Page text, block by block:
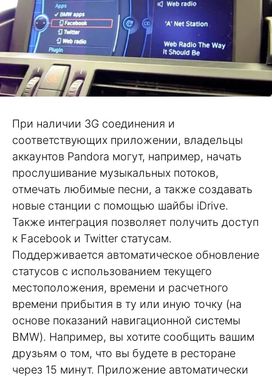
При наличии 3G соединения и
соответствующих приложении, владельцы
аккаунтов Pandora могут, например, начать
прослушивание музыкальных потоков,
отмечать любимые песни, а также создавать
новые станции с помощью шайбы iDrive.
Также интеграция позволяет получить доступ
к Facebook и Twitter статусам.
Поддерживается автоматическое обновление
статусов с использованием текущего
местоположения, времени и расчетного
времени прибытия в ту или иную точку (на
основе показаний навигационной системы
BMW). Например, вы хотите сообщить вашим
друзьям о том, что вы будете в ресторане
через 15 минут. Приложение автоматически